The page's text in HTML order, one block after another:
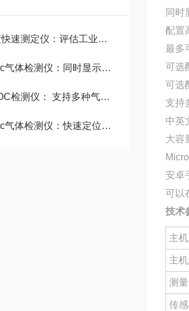
评估工业区VOC排放浓度，辅助制定减排政策
测仪：同时显示实现数据和浓度曲线
持多种气体显示单位任意切换，浓度值由系统自动换算
：快速定位VOC泄漏源，数据存储与传输功能*
同时
配置
最多
可选
可选
支持
中英
大容
安卓
可以
技术
主
主
测
传